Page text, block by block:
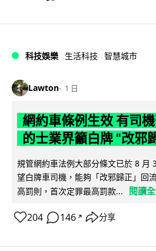
科技娛樂 生活科技 智慧城市
Lawton 1 日
網約車條例生效 有司
的士業界籲白牌 "改邪
規管網約車法例大部分條文已於 8 月
望白牌車司機，能夠「改邪歸正」回
高罰則，首次定罪最高罰款...
閱讀
204 146 ↗ 分享